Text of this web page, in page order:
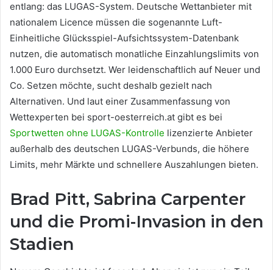
entlang: das LUGAS-System. Deutsche Wettanbieter mit
nationalem Licence müssen die sogenannte Luft-
Einheitliche Glücksspiel-Aufsichtssystem-Datenbank
nutzen, die automatisch monatliche Einzahlungslimits von
1.000 Euro durchsetzt. Wer leidenschaftlich auf Neuer und
Co. Setzen möchte, sucht deshalb gezielt nach
Alternativen. Und laut einer Zusammenfassung von
Wettexperten bei sport-oesterreich.at gibt es bei
Sportwetten ohne LUGAS-Kontrolle lizenzierte Anbieter
außerhalb des deutschen LUGAS-Verbunds, die höhere
Limits, mehr Märkte und schnellere Auszahlungen bieten.
Brad Pitt, Sabrina Carpenter
und die Promi-Invasion in den
Stadien